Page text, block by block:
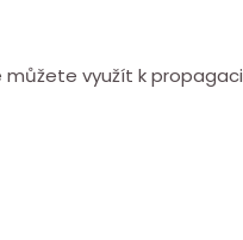
můžete využít k propagaci